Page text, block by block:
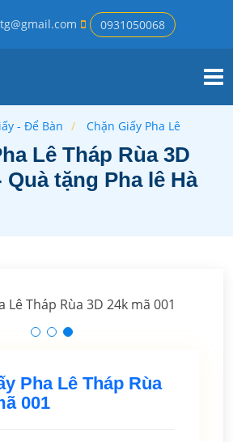
0931050068
- Để Bàn Chặn Giấy Pha Lê
Lê Tháp Rùa 3D
Quà tặng Pha lê Hà
Pha Lê Tháp Rùa
001